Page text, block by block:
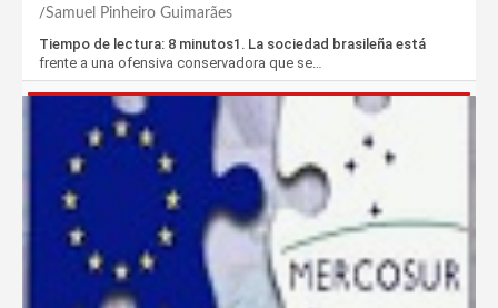
Samuel Pinheiro Guimarães
Tiempo de lectura: 8 minutos1. La sociedad brasileña está
frente a una ofensiva conservadora que se…